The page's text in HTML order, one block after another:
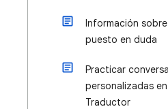
Información
puesto en duda
Practicar
personalizadas
Traductor